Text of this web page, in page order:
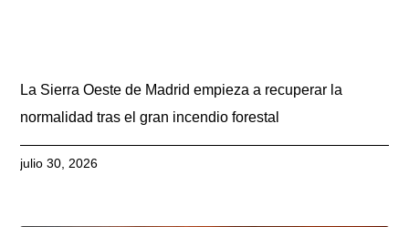
La Sierra Oeste de Madrid empieza a recuperar la
normalidad tras el gran incendio forestal
julio 30, 2026